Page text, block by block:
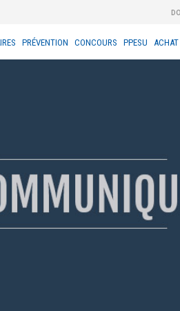
PRÉVENTION CONCOURS PPESU